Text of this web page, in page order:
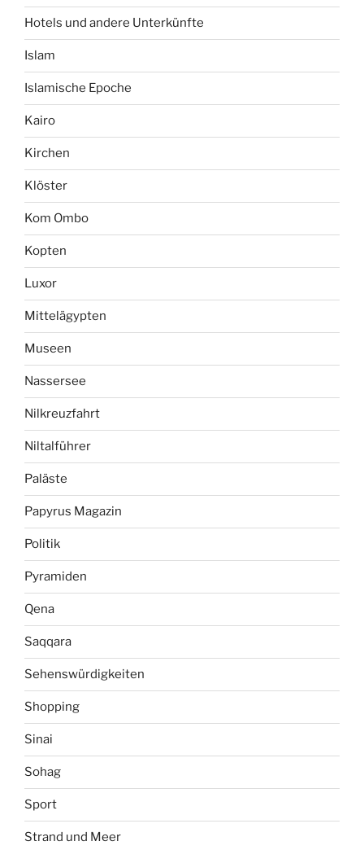
Hotels und andere Unterkünfte
Islam
Islamische Epoche
Kairo
Kirchen
Klöster
Kom Ombo
Kopten
Luxor
Mittelägypten
Museen
Nassersee
Nilkreuzfahrt
Niltalführer
Paläste
Papyrus Magazin
Politik
Pyramiden
Qena
Saqqara
Sehenswürdigkeiten
Shopping
Sinai
Sohag
Sport
Strand und Meer